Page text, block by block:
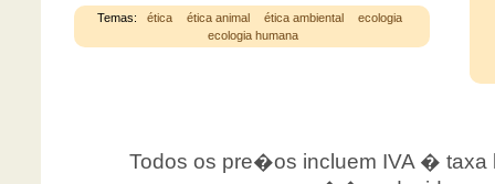
Temas:
ética ética animal ética ambiental
ecologia
ecologia humana
Todos os pre�os incluem IVA � taxa